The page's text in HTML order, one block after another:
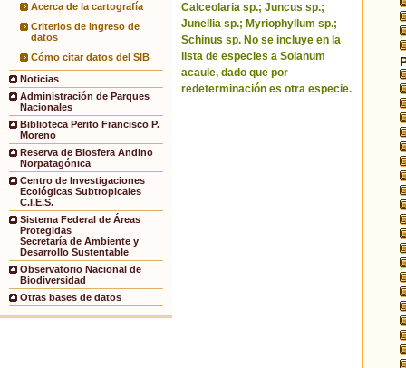
Acerca de la cartografía
Criterios de ingreso de
datos
Cómo citar datos del SIB
Noticias
Administración de Parques
Nacionales
Biblioteca Perito Francisco P.
Moreno
Reserva de Biosfera Andino
Norpatagónica
Centro de Investigaciones
Ecológicas Subtropicales
C.I.E.S.
Sistema Federal de Áreas
Protegidas
Secretaría de Ambiente y
Desarrollo Sustentable
Observatorio Nacional de
Biodiversidad
Otras bases de datos
Calceolaria sp.; Juncus sp.;
Junellia sp.; Myriophyllum sp.;
Schinus sp. No se incluye en la
lista de especies a Solanum
acaule, dado que por
redeterminación es otra especie.